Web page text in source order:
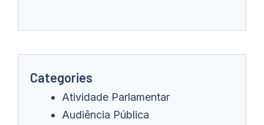
Categories
Atividade Parlamentar
Audiência Pública